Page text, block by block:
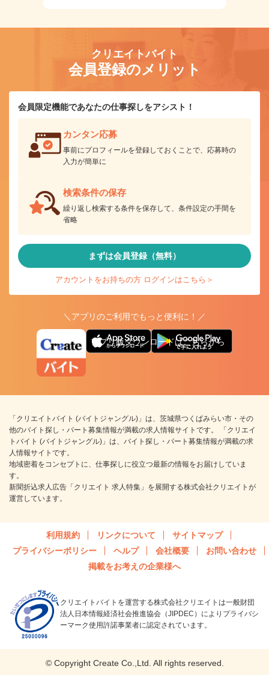
クリエイトバイト
会員登録のメリット
会員限定機能であなたの仕事探しをアシスト！
カンタン応募
事前にプロフィールを登録しておくことで、応募時の
入力が簡単に
検索条件の保存
繰り返し検索する条件を保存して、条件設定の手間を
省略
まずは会員登録（無料）
アカウントをお持ちの方 ログインはこちら＞
＼アプリのご利用でもっと便利に！／
アプリ版ダウンロードはこちらから
「クリエイトバイト (バイトジャングル)」は、茨城県つくばみらい市・その
他のバイト探し・パート募集情報が満載の求人情報サイトです。 「クリエイ
トバイト (バイトジャングル)」は、バイト探し・パート募集情報が満載の求
人情報サイトです。
地域密着をコンセプトに、仕事探しに役立つ最新の情報をお届けしていま
す。
新聞折込求人広告「クリエイト 求人特集」を展開する株式会社クリエイトが
運営しています。
利用規約 リンクについて
サイトマップ
プライバシーポリシー
ヘルプ 会社概要
お問い合わせ
掲載をお考えの企業様へ
クリエイトバイトを運営する株式会社クリエイトは一般財団
法人日本情報経済社会推進協会（JIPDEC）によりプライバシ
ーマーク使用許諾事業者に認定されています。
© Copyright Create Co.,Ltd. All rights reserved.